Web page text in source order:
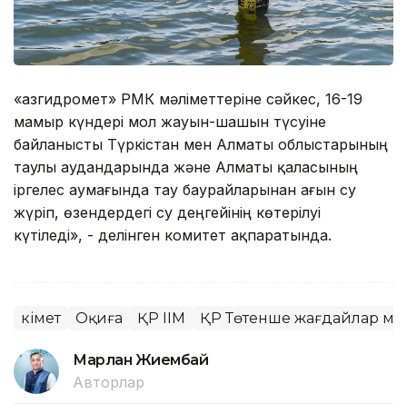
«Қазгидромет» РМК мәліметтеріне сәйкес, 16-19
мамыр күндері мол жауын-шашын түсуіне
байланысты Түркістан мен Алматы облыстарының
таулы аудандарында және Алматы қаласының
іргелес аумағында тау баурайларынан ағын су
жүріп, өзендердегі су деңгейінің көтерілуі
күтіледі», - делінген комитет ақпаратында.
Үкімет Оқиға ҚР ІІМ ҚР Төтенше жағдайлар
Марлан Жиембай
Авторлар